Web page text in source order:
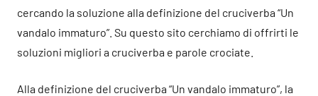
cercando la soluzione alla definizione del cruciverba “Un
vandalo immaturo”. Su questo sito cerchiamo di offrirti le
soluzioni migliori a cruciverba e parole crociate.
Alla definizione del cruciverba “Un vandalo immaturo”, la